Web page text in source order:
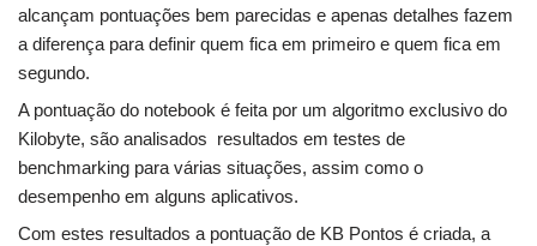
alcançam pontuações bem parecidas e apenas detalhes fazem
a diferença para definir quem fica em primeiro e quem fica em
segundo.
A pontuação do notebook é feita por um algoritmo exclusivo do
Kilobyte, são analisados resultados em testes de
benchmarking para várias situações, assim como o
desempenho em alguns aplicativos.
Com estes resultados a pontuação de KB Pontos é criada, a